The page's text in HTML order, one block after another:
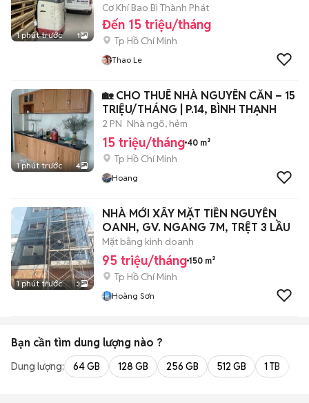
1 phút trước 1
Cơ Khí Bao Bì Thành Phát
Đến 15 triệu/tháng
Tp Hồ Chí Minh
Thao Le
1 phút trước 4
🏡 CHO THUÊ NHÀ NGUYÊN CĂN – 15
TRIỆU/THÁNG | P.14, BÌNH THẠNH
2 PN Nhà ngõ, hẻm
15 triệu/tháng 40 m²
Tp Hồ Chí Minh
Hoang
1 phút trước 3
NHÀ MỚI XÂY MẶT TIỀN NGUYỄN
OANH, GV. NGANG 7M, TRỆT 3 LẦU
Mặt bằng kinh doanh
95 triệu/tháng 150 m²
Tp Hồ Chí Minh
Hoàng Sơn
Bạn cần tìm dung lượng nào ?
Dung lượng: 64 GB 128 GB 256 GB 512 GB 1 TB